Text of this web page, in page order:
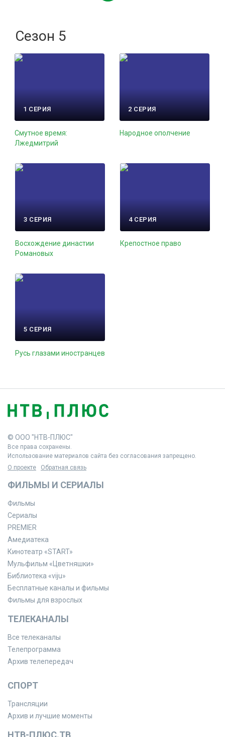
Сезон 5
1 СЕРИЯ
Смутное время:
Лжедмитрий
2 СЕРИЯ
Народное ополчение
3 СЕРИЯ
Восхождение династии
Романовых
4 СЕРИЯ
Крепостное право
5 СЕРИЯ
Русь глазами иностранцев
© ООО "НТВ-ПЛЮС"
Все права сохранены.
Использование материалов сайта без согласования запрещено.
О проекте
Обратная связь
ФИЛЬМЫ И СЕРИАЛЫ
Фильмы
Сериалы
PREMIER
Амедиатека
Кинотеатр «START»
Мульфильм «Цветняшки»
Библиотека «viju»
Бесплатные каналы и фильмы
Фильмы для взрослых
ТЕЛЕКАНАЛЫ
Все телеканалы
Телепрограмма
Архив телепередач
СПОРТ
Трансляции
Архив и лучшие моменты
НТВ-ПЛЮС.ТВ